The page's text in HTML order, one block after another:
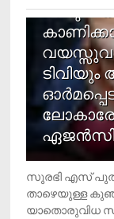
രണ്ടു
സുരഭി എസ്
താഴെയുള്ള
യാതൊരുവിധ